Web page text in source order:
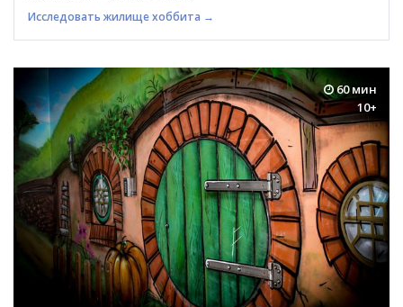
Исследовать жилище хоббита →
60 мин
10+